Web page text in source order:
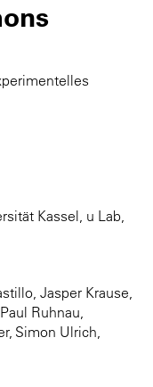
Kassel, u Lab,
Jasper Krause,
Ruhnau,
Simon Ulrich,